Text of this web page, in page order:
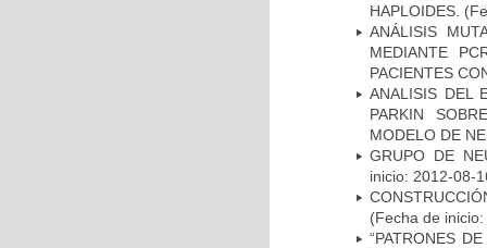
HAPLOIDES.
ANÁLISIS
MEDIANTE
PACIENTES
ANALISIS DEL
PARKIN
MODELO DE
GRUPO DE
inicio: 2012-08-
(Fecha de
“PATRONES